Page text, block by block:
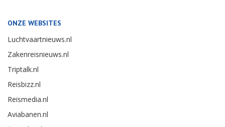
ONZE WEBSITES
Luchtvaartnieuws.nl
Zakenreisnieuws.nl
Triptalk.nl
Reisbizz.nl
Reismedia.nl
Aviabanen.nl